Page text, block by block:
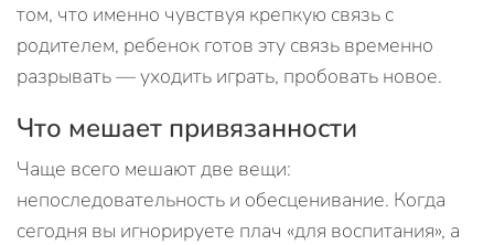
том, что именно чувствуя крепкую связь с
родителем, ребенок готов эту связь временно
разрывать — уходить играть, пробовать новое.
Что мешает привязанности
Чаще всего мешают две вещи:
непоследовательность и обесценивание. Когда
сегодня вы игнорируете плач «для воспитания», а